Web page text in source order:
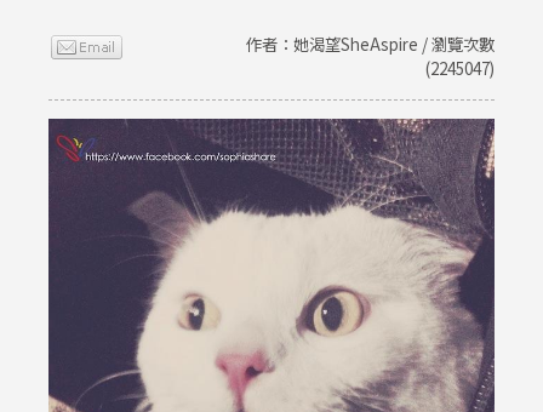
作者：她渴望SheAspire / 瀏覽次數
(2245047)